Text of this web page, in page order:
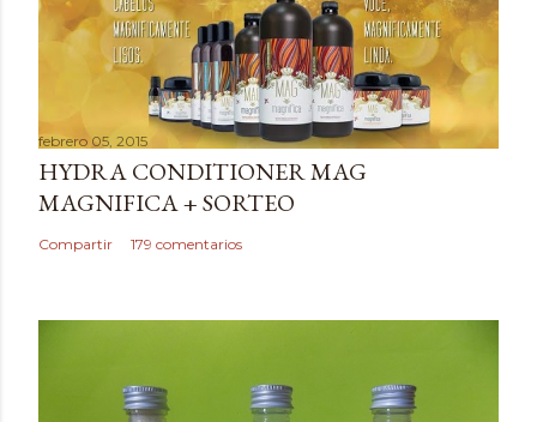
a
r
u
n
c
febrero 05, 2015
HYDRA CONDITIONER MAG
MAGNIFICA + SORTEO
Compartir 179 comentarios